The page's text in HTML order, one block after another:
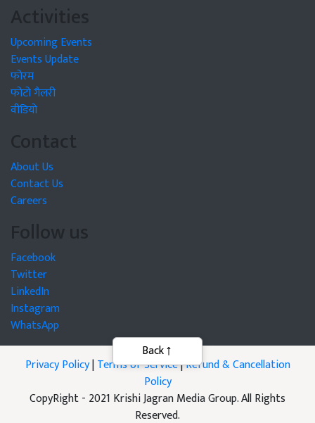
Activities
Upcoming Events
Events Update
फोरम
फोटो गैलरी
वीडियो
Contact
About Us
Contact Us
Careers
Follow us
Facebook
Twitter
LinkedIn
Instagram
WhatsApp
Privacy Policy|Terms of Service|Refund & Cancellation
Policy
CopyRight - 2021 Krishi Jagran Media Group. All Rights
Reserved.
Back